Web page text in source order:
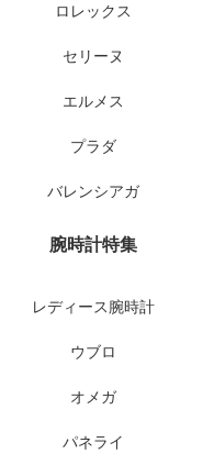
ロレックス
セリーヌ
エルメス
プラダ
バレンシアガ
腕時計特集
レディース腕時計
ウブロ
オメガ
パネライ